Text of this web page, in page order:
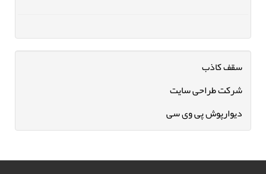
سقف کاذب
شرکت طراحی سایت
دیوارپوش پی وی سی